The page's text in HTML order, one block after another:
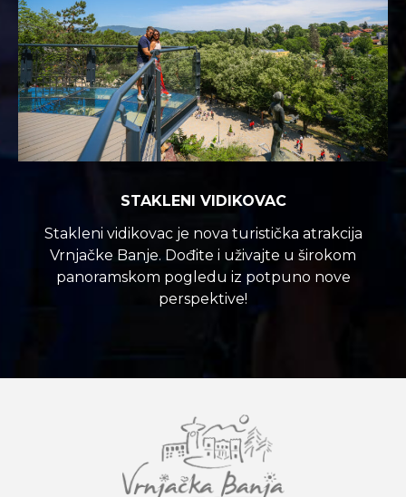
STAKLENI VIDIKOVAC
Stakleni vidikovac je nova turistička atrakcija
Vrnjačke Banje. Dođite i uživajte u širokom
panoramskom pogledu iz potpuno nove
perspektive!